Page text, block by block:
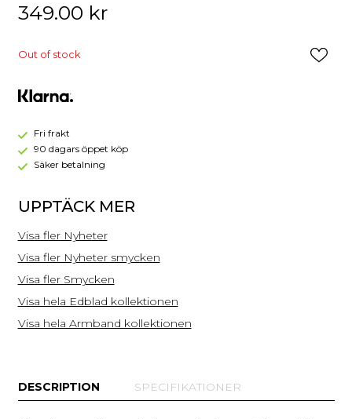
349.00 kr
Out of stock
Fri frakt
90 dagars öppet köp
Säker betalning
UPPTÄCK MER
Visa fler Nyheter
Visa fler Nyheter smycken
Visa fler Smycken
Visa hela Edblad kollektionen
Visa hela Armband kollektionen
DESCRIPTION SPECIFIKATIONER